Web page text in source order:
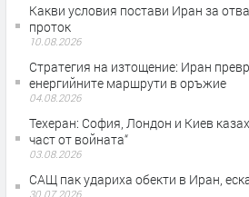
Какви условия постави Иран за
проток
10.08.2026
Стратегия на изтощение: Иран
енергийните маршрути в оръжие
04.08.2026
Teхеран: София, Лондон и Киев
част от войната“
03.08.2026
САЩ пак удариха обекти в Иран,
30.07.2026